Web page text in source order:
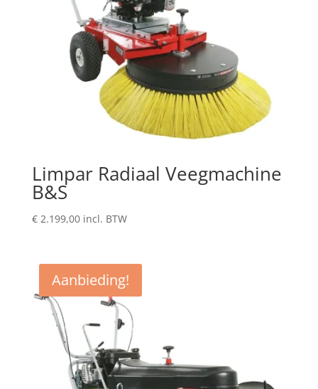
Limpar Radiaal Veegmachine
B&S
€2.199,00 incl. BTW
Aanbieding!